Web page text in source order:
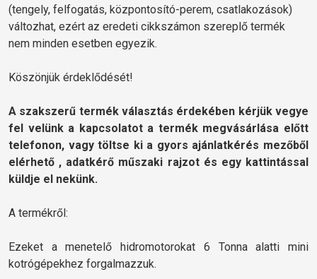
(tengely, felfogatás, központosító-perem, csatlakozások)
változhat, ezért az eredeti cikkszámon szereplő termék
nem minden esetben egyezik.
Köszönjük érdeklődését!
A szakszerű termék választás érdekében kérjük vegye
fel velünk a kapcsolatot a termék megvásárlása előtt
telefonon, vagy töltse ki a gyors ajánlatkérés mezőből
elérhető , adatkérő műszaki rajzot és egy kattintással
küldje el nekünk.
A termékről:
Ezeket a menetelő hidromotorokat 6 Tonna alatti mini
kotrógépekhez forgalmazzuk.